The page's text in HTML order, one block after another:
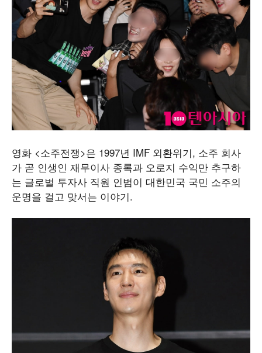
영화 <소주전쟁>은 1997년 IMF 외환위기, 소주 회사
가 곧 인생인 재무이사 종록과 오로지 수익만 추구하
는 글로벌 투자사 직원 인범이 대한민국 국민 소주의
운명을 걸고 맞서는 이야기.